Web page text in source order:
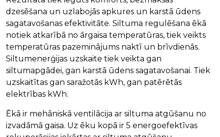
dzesēšana un uzlabojās apkures un karstā ūdens
sagatavošanas efektivitāte. Siltuma regulēšana ēkā
notiek atkarībā no ārgaisa temperatūras, tiek veikts
temperatūras pazeminājums naktī un brīvdienās.
Siltumenerģijas uzskaite tiek veikta gan
siltumapgādei, gan karstā ūdens sagatavošanai. Tiek
uzskaitītas gan saražotās kWh, gan patērētās
elektrības kWh.
Ēkā ir mehāniskā ventilācija ar siltuma atgūšanu no
izvadāmā gaisa. Uz ēku kopā ir 5 energoefektīvas